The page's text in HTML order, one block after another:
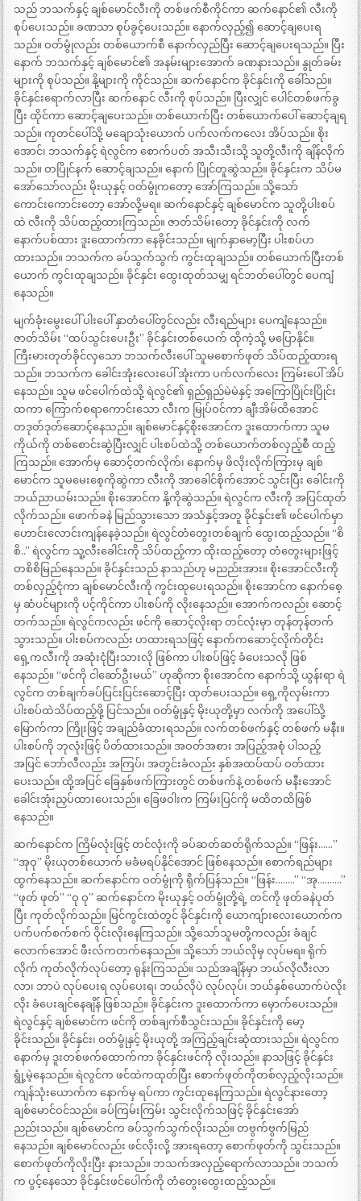
သည် ဘသက်နှင့် ချစ်မောင်လီးကို တစ်ဖက်စီကိုင်ကာ ဆက်နောင်၏ လီးကို
စုပ်ပေးသည်။ ခဏသာ စုပ်ခွင့်ပေးသည်။ နောက်လှည့်၍ ဆောင့်ချပေးရ
သည်။ ဝတ်မွုံလည်း တစ်ယောက်စီ နောက်လှည်ပြီး ဆောင့်ချပေးရသည်။ ပြီး
နောက် ဘသက်နှင့် ချစ်မောင်၏ အနမ်းများအောက် ခဏနားသည်။ နွုတ်ခမ်း
များကို စုပ်သည်။ နို့များကို ကိုင်သည်။ ဆက်နောင်က ခိုင်နှင်းကို ခေါ်သည်။
ခိုင်နှင်းရောက်လာပြီး ဆက်နောင် လီးကို စုပ်သည်။ ပြီးလျှင် ပေါင်တစ်ဖက်ခွ
ပြီး ထိုင်ကာ ဆောင့်ချပေးသည်။ တစ်ယောက်ပြီး တစ်ယောက်ပေါ် ဆောင့်ချရ
သည်။ ကုတင်ပေါ်သို့ မချောသုံးယောက် ပက်လက်ကလေး အိပ်သည်။ စိုး
အောင်၊ ဘသက်နှင့် ရဲလွင်က စောက်ပတ် အသီးသီးသို့ သူတို့လီးကို ချိန်လိုက်
သည်။ တပြိုင်နက် ဆောင့်ချသည်။ နောက် ပြိုင်တူဆွဲသည်။ ခိုင်နှင်းက သိပ်မ
အော်သော်လည်း မိုးယုနှင့် ဝတ်မွုံကတော့ အော်ကြသည်။ သို့သော်
ကောင်းကောင်းတော့ အော်လို့မရ။ ဆက်နောင်နှင့် ချစ်မောင်က သူတို့ပါးစပ်
ထဲ လီးကို သိပ်ထည့်ထားကြသည်။ ဇာတ်သိမ်းတော့ ခိုင်နှင်းကို လက်
နောက်ပစ်ထား ဒူးထောက်ကာ နေခိုင်းသည်။ မျက်နှာမော့ပြီး ပါးစပ်ဟ
ထားသည်။ ဘသက်က ခပ်သွက်သွက် ကွင်းထုချသည်။ တစ်ယောက်ပြီးတစ်
ယောက် ကွင်းထုချသည်။ ခိုင်နှင်း ထွေးထုတ်သမျှ ရင်ဘတ်ပေါ်တွင် ပေကျံ
နေသည်။
မျက်ခုံးမွေးပေါ် ပါးပေါ် နှာတံပေါ်တွင်လည်း လီးရည်များ ပေကျံနေသည်။
ဇာတ်သိမ်း “ထပ်သွင်းပေးဦး” ခိုင်နှင်းတစ်ယေက် ထိုကဲ့သို့ မပြောနိုင်။
ကြီးမားတုတ်ခိုင်လှသော ဘသက်လီးပေါ် သူမစောက်ဖုတ် သိပ်ထည့်ထားရ
သည်။ ဘသက်က ခေါင်းအုံးလေးပေါ် အုံးကာ ပက်လက်လေး ကြမ်းပေါ် အိပ်
နေသည်။ သူမ ဖင်ပေါက်ထဲသို့ ရဲလွင်၏ ရှည်ရှည်မဲမဲနှင့် အကြောပြိုင်းပြိုင်း
ထကာ ကြောက်စရာကောင်းသော လီးက မြုပ်ဝင်ကာ ချီးအိမ်ထိအောင်
တဒုတ်ဒုတ်ဆောင့်နေသည်။ ချစ်မောင်နှင့်စိုးအောင်က ဒူးထောက်ကာ သူမ
ကိုယ်ကို တစ်စောင်းဆွဲပြီးလျှင် ပါးစပ်ထဲသို့ တစ်ယောက်တစ်လှည့်စီ ထည့်
ကြသည်။ အောက်မှ ဆောင့်တက်လိုက်၊ နောက်မှ ဖိလိုးလိုက်ကြားမှ ချစ်
မောင်က သူမမေးစေ့ကိုဆွဲကာ လီးကို အာခေါင်စိုက်အောင် သွင်းပြီး ခေါင်းကို
ဘယ်ညာယမ်းသည်။ စိုးအောင်က နို့ကိုဆွဲသည်။ ရဲလွင်က လီးကို အပြင်ထုတ်
လိုက်သည်။ ဖောက်ခနဲ မြည်သွားသော အသံနှင့်အတူ ခိုင်နှင်း၏ ဖင်ပေါက်မှာ
ဟောင်းလောင်းကျန်နေခဲ့သည်။ ရဲလွင်တံတွေးတစ်ချက် ထွေးထည့်သည်။ “စိ
စိ..” ရဲလွင်က သူ့လီးခေါင်းကို သိပ်ထည့်ကာ ထိုးထည့်တော့ တံတွေးများဖြင့်
တစိစိမြည်နေသည်။ ခိုင်နှင်းသည် နာသည်ဟု မညည်းအား။ စိုးအောင်လီးကို
တစ်လှည့်ငုံကာ ချစ်မောင်လီးကို ကွင်းထုပေးရသည်။ စိုးအောင်က နောက်စေ့
မှ ဆံပင်များကို ပင့်ကိုင်ကာ ပါးစပ်ကို လိုးနေသည်။ အောက်ကလည်း ဆောင့်
တက်သည်။ ရဲလွင်ကလည်း ဖင်ကို ဆောင့်လိုးရာ တင်လုံးမှာ တုန်တုန်တက်
သွားသည်။ ပါးစပ်ကလည်း ဟထားရသဖြင့် နောက်ကဆောင့်လိုက်တိုင်း
ရှေ့ကလီးကို အဆုံးငုံပြီးသားလို ဖြစ်ကာ ပါးစပ်ဖြင့် ခံပေးသလို ဖြစ်
နေသည်။ “ဖင်ကို ငါဆော်ဦးမယ်” ဟုဆိုကာ စိုးအောင်က နောက်သို့ ယွန်းရာ ရဲ
လွင်က တစ်ချက်ခပ်ပြင်းပြင်းဆောင့်ပြီး ထုတ်ပေးသည်။ ရှေ့ကိုလှမ်းကာ
ပါးစပ်ထဲသိပ်ထည့်ဖို့ ပြင်သည်။ ဝတ်မွုံနှင့် မိုးယုတို့မှာ လက်ကို အပေါ်သို့
မြောက်ကာ ကြိုးဖြင့် အချည်ခံထားရသည်။ လက်တစ်ဖက်နှင့် တစ်ဖက် မနီး။
ပါးစပ်ကို ဘုလုံးဖြင့် ပိတ်ထားသည်။ အဝတ်အစား အပြည့်အစုံ ပါသည့်
အပြင် ဘော်လီလည်း အကြပ်၊ အတွင်းခံလည်း နှစ်အထပ်ထပ် ဝတ်ထား
ပေးသည်။ ထို့အပြင် ခြေနှစ်ဖက်ကြားတွင် တစ်ဖက်နဲ့ တစ်ဖက် မနီးအောင်
ခေါင်းအုံးညှပ်ထားပေးသည်။ ခြေဖဝါးက ကြမ်းပြင်ကို မထိတထိဖြစ်
နေသည်။
ဆက်နောင်က ကြိမ်လုံးဖြင့် တင်လုံးကို ခပ်ဆတ်ဆတ်ရိုက်သည်။ “ဖြန်း……”
“အုဝု” မိုးယုတစ်ယောက် မခံမရပ်နိုင်အောင် ဖြစ်နေသည်။ စောက်ရည်များ
ထွက်နေသည်။ ဆက်နောင်က ဝတ်မွုံကို ရိုက်ပြန်သည်။ “ဖြန်း……..” “အု……….”
“ဖုတ် ဖုတ်” “ဝု ဝု” ဆက်နောင်က မိုးယုနှင့် ဝတ်မွုံတို့ရဲ့ တင်ကို ဖုတ်ခနဲပုတ်
ပြီး ကုတ်လိုက်သည်။ မြင်ကွင်းထဲတွင် ခိုင်နှင်းကို ယောကျ်ားလေးယောက်က
ပက်ပက်စက်စက် ဝိုင်းလိုးနေကြသည်။ သို့သော်သူမတို့ကလည်း ခံချင်
လောက်အောင် ဖီးလ်ကတက်နေသည်။ သို့သော် ဘယ်လိုမှ လုပ်မရ။ ရိုက်
လိုက် ကုတ်လိုက်လုပ်တော့ ရုန်းကြသည်။ သည်အချိန်မှာ ဘယ်လိုလီးလာ
လာ၊ ဘာပဲ လုပ်ပေးရ လုပ်ပေးရ၊ ဘယ်လိုပဲ လုပ်လုပ်၊ ဘယ်နှစ်ယောက်ပဲလိုး
လိုး ခံပေးချင်နေချိန် ဖြစ်သည်။ ခိုင်နှင်းက ဒူးထောက်ကာ မှောက်ပေးသည်။
ရဲလွင်နှင့် ချစ်မောင်က ဖင်ကို တစ်ချက်စီသွင်းသည်။ ခိုင်နှင်းကို မော့
ခိုင်းသည်။ ခိုင်နှင်း၊ ဝတ်မွုံနှင့် မိုးယုတို့ အကြည့်ချင်းဆုံထားသည်။ ရဲလွင်က
နောက်မှ ဒူးတစ်ဖက်ထောက်ကာ ခိုင်နှင်းဖင်ကို လိုးသည်။ နာသဖြင့် ခိုင်နှင်း
ရွုံ့မဲ့နေသည်။ ရဲလွင်က ဖင်ထဲကထုတ်ပြီး စောက်ဖုတ်ကိုတစ်လှည့်လိုးသည်။
ကျန်သုံးယောက်က နောက်မှ ရပ်ကာ ကွင်းထုနေကြသည်။ ရဲလွင်နားတော့
ချစ်မောင်ဝင်သည်။ ခပ်ကြမ်းကြမ်း သွင်းလိုက်သဖြင့် ခိုင်နှင်းအော်
ညည်းသည်။ ချစ်မောင်က ခပ်သွက်သွက်လိုးသည်။ တဗွက်ဗွက်မြည်
နေသည်။ ချစ်မောင်လည်း ဖင်လိုးလို့ အားရတော့ စောက်ဖုတ်ကို သွင်းသည်။
စောက်ဖုတ်ကိုလိုးပြီး နားသည်။ ဘသက်အလှည့်ရောက်လာသည်။ ဘသက်
က ပွင့်နေသော ခိုင်နှင်းဖင်ပေါက်ကို တံတွေးထွေးထည့်သည်။